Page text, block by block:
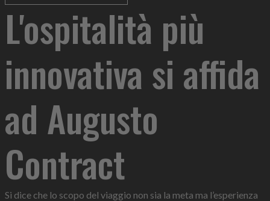
L'ospitalità più
innovativa si affida
ad Augusto
Contract
Si dice che lo scopo del viaggio non sia la meta ma l’esperienza